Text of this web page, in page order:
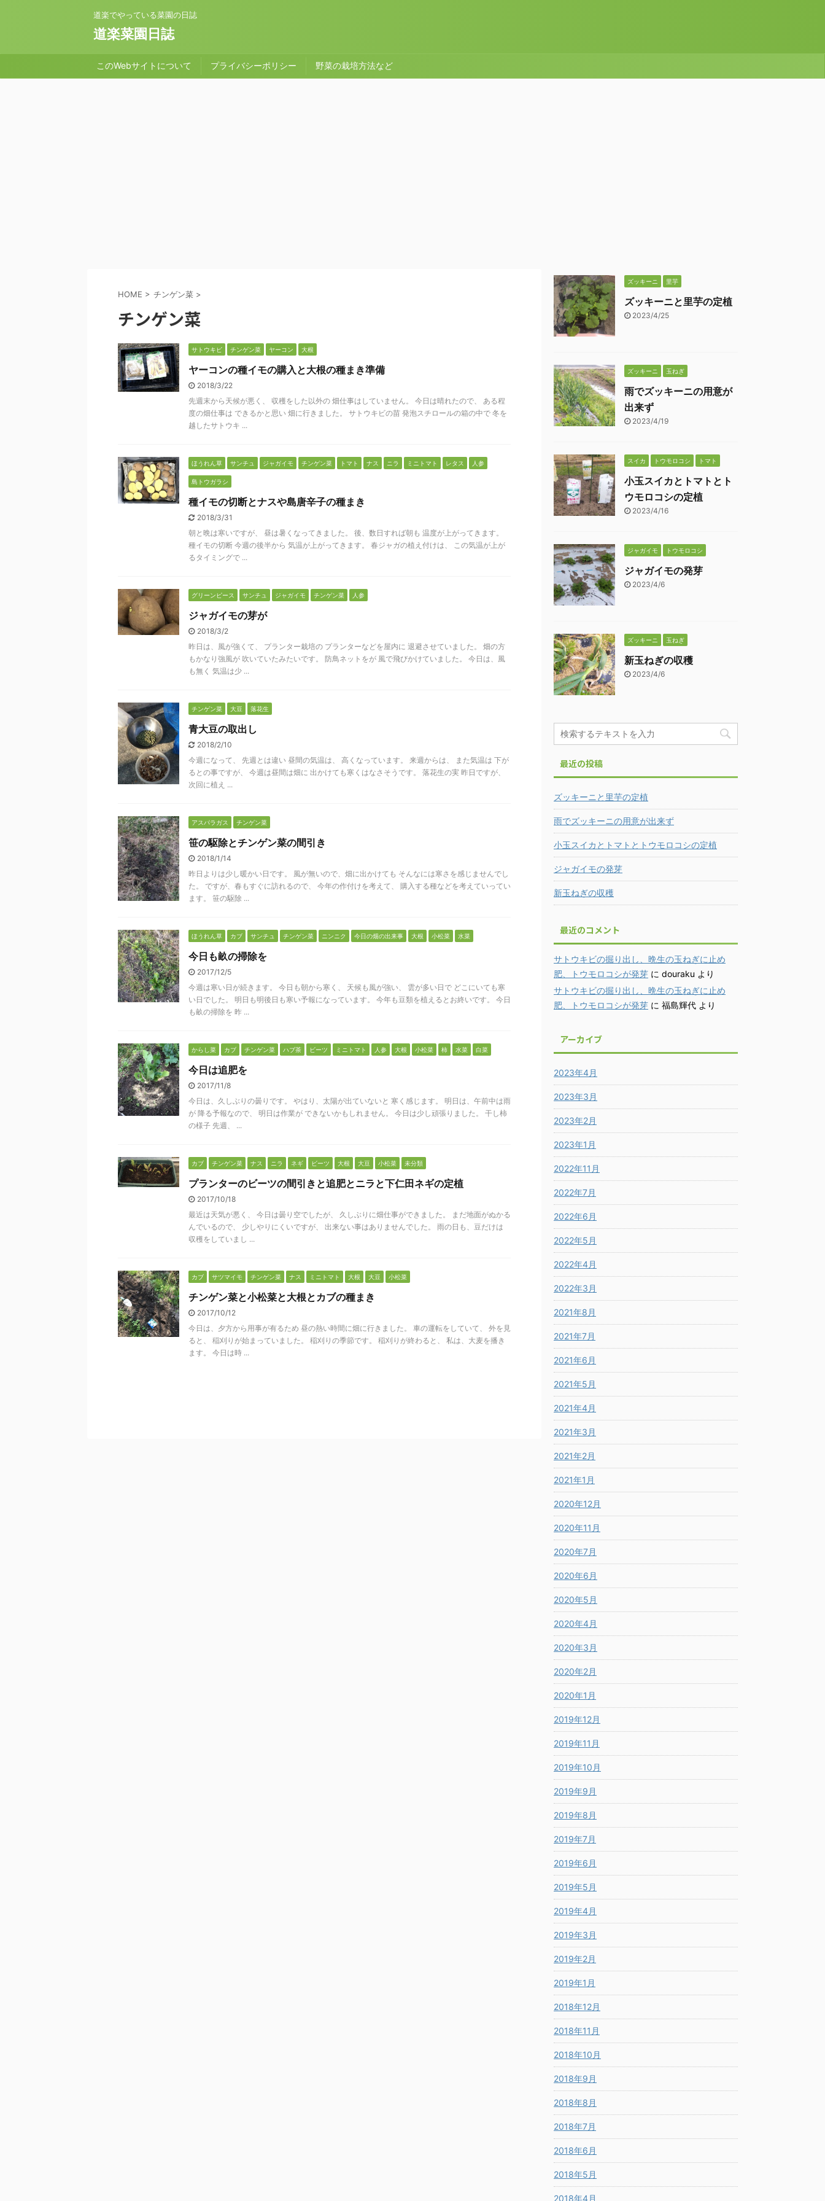
道楽でやっている菜園の日誌
道楽菜園日誌
このWebサイトについて プライバシーポリシー 野菜の栽培方法など
HOME > チンゲン菜 >
チンゲン菜
サトウキビ チンゲン菜 ヤーコン 大根
ヤーコンの種イモの購入と大根の種まき準備
2018/3/22
先週末から天候が悪く、 収穫をした以外の 畑仕事はしていません。 今日は晴れたので、 ある程
度の畑仕事は できるかと思い 畑に行きました。 サトウキビの苗 発泡スチロールの箱の中で 冬を
越したサトウキ ...
ほうれん草 サンチュ ジャガイモ チンゲン菜 トマト ナス ニラ ミニトマト レタス 人参
島トウガラシ
種イモの切断とナスや島唐辛子の種まき
2018/3/31
朝と晩は寒いですが、 昼は暑くなってきました。 後、数日すれば朝も 温度が上がってきます。
種イモの切断 今週の後半から 気温が上がってきます。 春ジャガの植え付けは、 この気温が上が
るタイミングで ...
グリーンピース サンチュ ジャガイモ チンゲン菜 人参
ジャガイモの芽が
2018/3/2
昨日は、風が強くて、 プランター栽培の プランターなどを屋内に 退避させていました。 畑の方
もかなり強風が 吹いていたみたいです。 防鳥ネットをが 風で飛びかけていました。 今日は、風
も無く 気温は少 ...
チンゲン菜 大豆 落花生
青大豆の取出し
2018/2/10
今週になって、 先週とは違い 昼間の気温は、 高くなっています。 来週からは、 また気温は 下が
るとの事ですが、 今週は昼間は畑に 出かけても寒くはなさそうです。 落花生の実 昨日ですが、
次回に植え ...
アスパラガス チンゲン菜
笹の駆除とチンゲン菜の間引き
2018/1/14
昨日よりは少し暖かい日です。 風が無いので、畑に出かけても そんなには寒さを感じませんでし
た。 ですが、春もすぐに訪れるので、 今年の作付けを考えて、 購入する種などを考えていってい
ます。 笹の駆除 ...
ほうれん草 カブ サンチュ チンゲン菜 ニンニク 今日の畑の出来事 大根 小松菜 水菜
今日も畝の掃除を
2017/12/5
今週は寒い日が続きます。 今日も朝から寒く、 天候も風が強い、 雲が多い日で どこにいても寒
い日でした。 明日も明後日も寒い予報になっています。 今年も豆類を植えるとお終いです。 今日
も畝の掃除を 昨 ...
からし菜 カブ チンゲン菜 ハブ茶 ビーツ ミニトマト 人参 大根 小松菜 柿 水菜 白菜
今日は追肥を
2017/11/8
今日は、久しぶりの曇りです。 やはり、太陽が出ていないと 寒く感じます。 明日は、午前中は雨
が 降る予報なので、 明日は作業が できないかもしれません。 今日は少し頑張りました。 干し柿
の様子 先週、 ...
カブ チンゲン菜 ナス ニラ ネギ ビーツ 大根 大豆 小松菜 未分類
プランターのビーツの間引きと追肥とニラと下仁田ネギの定植
2017/10/18
最近は天気が悪く、 今日は曇り空でしたが、 久しぶりに畑仕事ができました。 まだ地面がぬかる
んでいるので、 少しやりにくいですが、 出来ない事はありませんでした。 雨の日も、豆だけは
収穫をしていまし ...
カブ サツマイモ チンゲン菜 ナス ミニトマト 大根 大豆 小松菜
チンゲン菜と小松菜と大根とカブの種まき
2017/10/12
今日は、夕方から用事が有るため 昼の熱い時間に畑に行きました。 車の運転をしていて、 外を見
ると、 稲刈りが始まっていました。 稲刈りの季節です。 稲刈りが終わると、 私は、大麦を播き
ます。 今日は時 ...
ズッキーニ 里芋
ズッキーニと里芋の定植
2023/4/25
ズッキーニ 玉ねぎ
雨でズッキーニの用意が
出来ず
2023/4/19
スイカ トウモロコシ トマト
小玉スイカとトマトとト
ウモロコシの定植
2023/4/16
ジャガイモ トウモロコシ
ジャガイモの発芽
2023/4/6
ズッキーニ 玉ねぎ
新玉ねぎの収穫
2023/4/6
最近の投稿
ズッキーニと里芋の定植
雨でズッキーニの用意が出来ず
小玉スイカとトマトとトウモロコシの定植
ジャガイモの発芽
新玉ねぎの収穫
最近のコメント
サトウキビの掘り出し、晩生の玉ねぎに止め
肥、トウモロコシが発芽 に douraku より
サトウキビの掘り出し、晩生の玉ねぎに止め
肥、トウモロコシが発芽 に 福島輝代 より
アーカイブ
2023年4月
2023年3月
2023年2月
2023年1月
2022年11月
2022年7月
2022年6月
2022年5月
2022年4月
2022年3月
2021年8月
2021年7月
2021年6月
2021年5月
2021年4月
2021年3月
2021年2月
2021年1月
2020年12月
2020年11月
2020年7月
2020年6月
2020年5月
2020年4月
2020年3月
2020年2月
2020年1月
2019年12月
2019年11月
2019年10月
2019年9月
2019年8月
2019年7月
2019年6月
2019年5月
2019年4月
2019年3月
2019年2月
2019年1月
2018年12月
2018年11月
2018年10月
2018年9月
2018年8月
2018年7月
2018年6月
2018年5月
2018年4月